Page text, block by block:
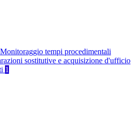
Monitoraggio tempi procedimentali
sostitutive e acquisizione d'ufficio
1